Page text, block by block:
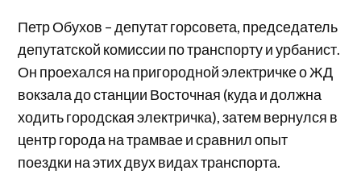
Петр Обухов – депутат горсовета, председатель
депутатской комиссии по транспорту и урбанист.
Он проехался на пригородной электричке о ЖД
вокзала до станции Восточная (куда и должна
ходить городская электричка), затем вернулся в
центр города на трамвае и сравнил опыт
поездки на этих двух видах транспорта.